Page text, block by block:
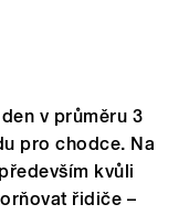
v průměru 3
pro chodce. Na
kvůli
řidiče –